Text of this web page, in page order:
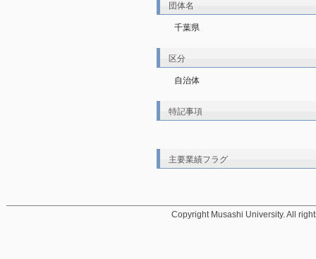
団体名
千葉県
区分
自治体
特記事項
主要業績フラグ